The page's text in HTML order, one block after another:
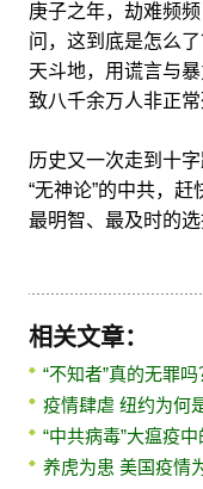
庚子之年，劫难频
问，这到底是怎么
天斗地，用谎言与
致八千余万人非正
历史又一次走到十
“无神论”的中共，
最明智、最及时的选
相关文章：
“不知者”真的无罪吗
疫情肆虐 纽约为何
“中共病毒”大瘟疫
养虎为患 美国疫情